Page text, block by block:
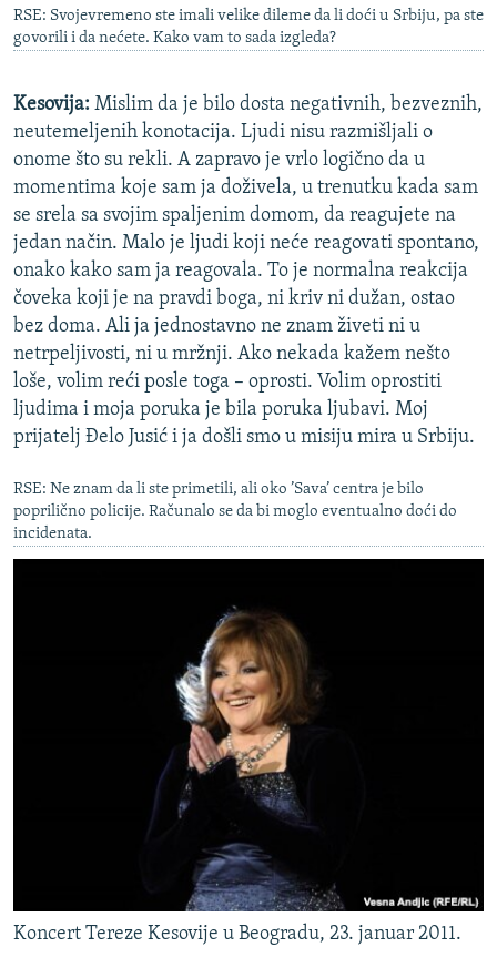
RSE: Svojevremeno ste imali velike dileme da li doći u Srbiju, pa ste
govorili i da nećete. Kako vam to sada izgleda?
Kesovija: Mislim da je bilo dosta negativnih, bezveznih,
neutemeljenih konotacija. Ljudi nisu razmišljali o
onome što su rekli. A zapravo je vrlo logično da u
momentima koje sam ja doživela, u trenutku kada sam
se srela sa svojim spaljenim domom, da reagujete na
jedan način. Malo je ljudi koji neće reagovati spontano,
onako kako sam ja reagovala. To je normalna reakcija
čoveka koji je na pravdi boga, ni kriv ni dužan, ostao
bez doma. Ali ja jednostavno ne znam živeti ni u
netrpeljivosti, ni u mržnji. Ako nekada kažem nešto
loše, volim reći posle toga – oprosti. Volim oprostiti
ljudima i moja poruka je bila poruka ljubavi. Moj
prijatelj Đelo Jusić i ja došli smo u misiju mira u Srbiju.
RSE: Ne znam da li ste primetili, ali oko ’Sava’ centra je bilo
poprilično policije. Računalo se da bi moglo eventualno doći do
incidenata.
Koncert Tereze Kesovije u Beogradu, 23. januar 2011.